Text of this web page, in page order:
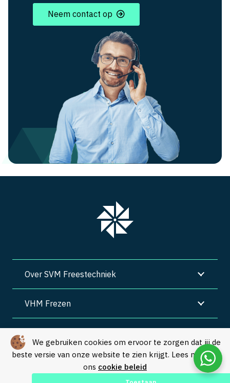
We gebruiken cookies om ervoor te zorgen dat jij de
beste versie van onze website te zien krijgt. Lees meer in
ons cookie beleid
Neem contact op
Over SVM Freestechniek
VHM Frezen
Algemene voorwaarden | Privacy
© Copyright 2026 – SVM Freestechniek |
Webdesign by Yooker–